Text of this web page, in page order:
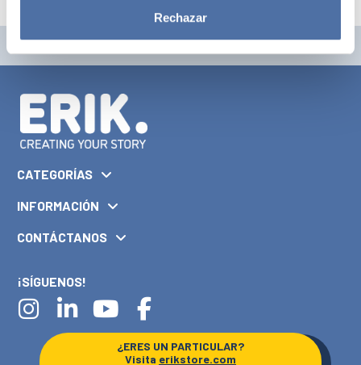
Rechazar
CATEGORÍAS
INFORMACIÓN
CONTÁCTANOS
¡SÍGUENOS!
¿ERES UN PARTICULAR?
Visita erikstore.com